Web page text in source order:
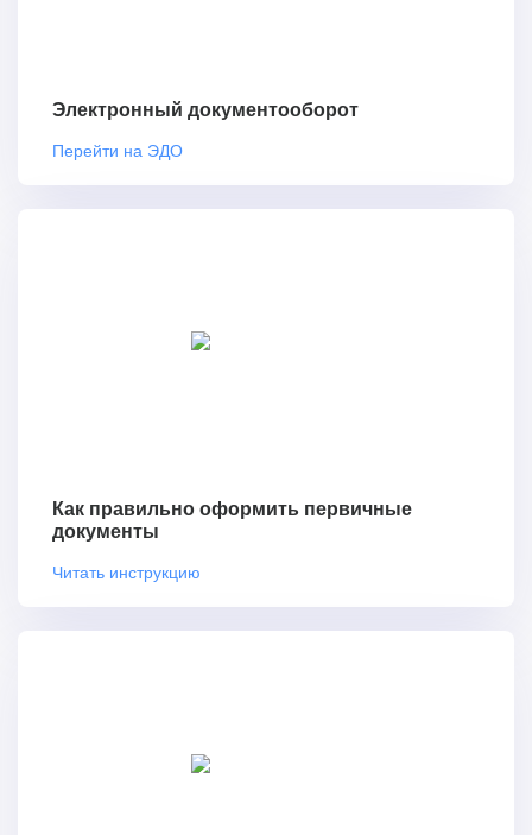
Электронный документооборот
Перейти на ЭДО
Как правильно оформить первичные
документы
Читать инструкцию